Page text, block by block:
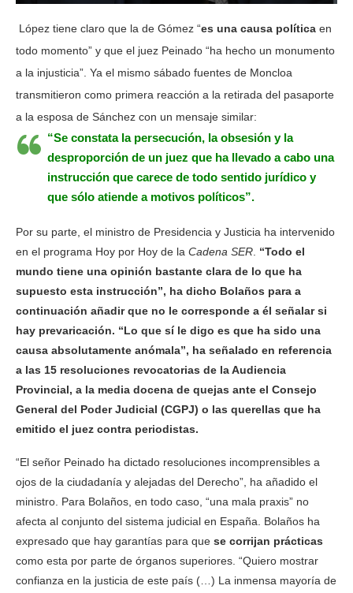
López tiene claro que la de Gómez “es una causa política en
todo momento” y que el juez Peinado “ha hecho un monumento
a la injusticia”. Ya el mismo sábado fuentes de Moncloa
transmitieron como primera reacción a la retirada del pasaporte
a la esposa de Sánchez con un mensaje similar:
“Se constata la persecución, la obsesión y la
desproporción de un juez que ha llevado a cabo una
instrucción que carece de todo sentido jurídico y
que sólo atiende a motivos políticos”.
Por su parte, el ministro de Presidencia y Justicia ha intervenido
en el programa Hoy por Hoy de la Cadena SER. “Todo el
mundo tiene una opinión bastante clara de lo que ha
supuesto esta instrucción”, ha dicho Bolaños para a
continuación añadir que no le corresponde a él señalar si
hay prevaricación. “Lo que sí le digo es que ha sido una
causa absolutamente anómala”, ha señalado en referencia
a las 15 resoluciones revocatorias de la Audiencia
Provincial, a la media docena de quejas ante el Consejo
General del Poder Judicial (CGPJ) o las querellas que ha
emitido el juez contra periodistas.
“El señor Peinado ha dictado resoluciones incomprensibles a
ojos de la ciudadanía y alejadas del Derecho”, ha añadido el
ministro. Para Bolaños, en todo caso, “una mala praxis” no
afecta al conjunto del sistema judicial en España. Bolaños ha
expresado que hay garantías para que se corrijan prácticas
como esta por parte de órganos superiores. “Quiero mostrar
confianza en la justicia de este país (…) La inmensa mayoría de